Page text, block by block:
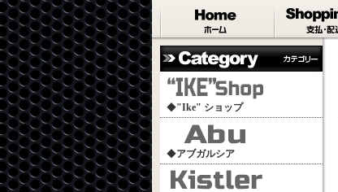
◆"Ike" ショップ
◆アブガルシア